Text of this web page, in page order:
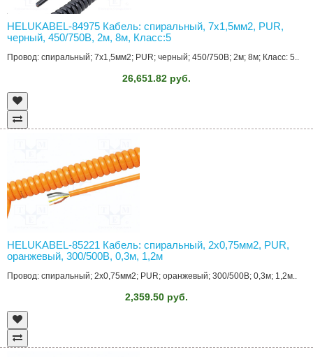
HELUKABEL-84975 Кабель: спиральный, 7x1,5мм2, PUR,
черный, 450/750В, 2м, 8м, Класс:5
Провод: спиральный; 7x1,5мм2; PUR; черный; 450/750В; 2м; 8м; Класс: 5..
26,651.82 руб.
HELUKABEL-85221 Кабель: спиральный, 2x0,75мм2, PUR,
оранжевый, 300/500В, 0,3м, 1,2м
Провод: спиральный; 2x0,75мм2; PUR; оранжевый; 300/500В; 0,3м; 1,2м..
2,359.50 руб.